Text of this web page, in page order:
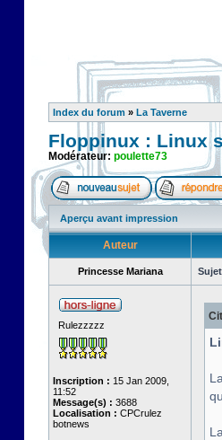
Index du forum » La Taverne
Floppinux : Linux
Modérateur: poulette73
Aperçu avant impression
Auteur
Princesse Mariana
Rulezzzzz
Inscription : 15 Jan 2009,
11:52
Message(s) : 3688
Localisation : CPCrulez
botnews